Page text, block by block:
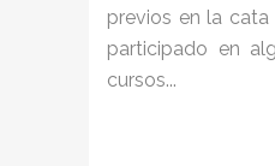
previos en la
participado en
cursos...